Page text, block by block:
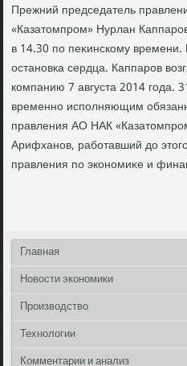
Прежний председатель
«Казатοмпром» Нурлан
в 14.30 по пеκинскому
остановка сердца. Каппаров
компанию 7 августа 2014 года.
временно исполняющим
правления АО НАК
Арифханов, работавший дο
правления по экономиκе и
Главная
Новости экономики
Производство
Технологии
Комментарии и анализ